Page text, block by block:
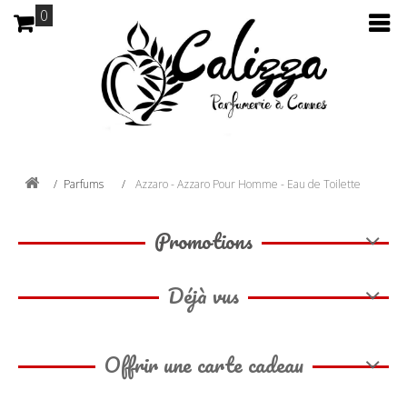
0
Parfums Azzaro - Azzaro Pour Homme - Eau de Toilette
Promotions
Déjà vus
Offrir une carte cadeau